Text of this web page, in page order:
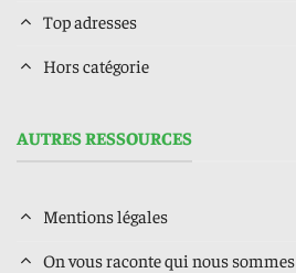
Top adresses
Hors catégorie
AUTRES RESSOURCES
Mentions légales
On vous raconte qui nous sommes